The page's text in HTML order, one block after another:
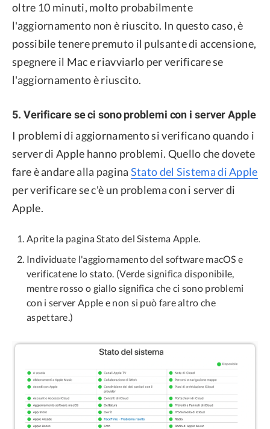
oltre 10 minuti, molto probabilmente
l'aggiornamento non è riuscito. In questo caso, è
possibile tenere premuto il pulsante di accensione,
spegnere il Mac e riavviarlo per verificare se
l'aggiornamento è riuscito.
5. Verificare se ci sono problemi con i server Apple
I problemi di aggiornamento si verificano quando i
server di Apple hanno problemi. Quello che dovete
fare è andare alla pagina Stato del Sistema di Apple
per verificare se c'è un problema con i server di
Apple.
Aprite la pagina Stato del Sistema Apple.
Individuate l'aggiornamento del software macOS e
verificatene lo stato. (Verde significa disponibile,
mentre rosso o giallo significa che ci sono problemi
con i server Apple e non si può fare altro che
aspettare.)